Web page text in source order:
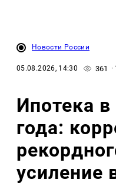
Новости России
05.08.2026, 14:30 361
Ипотека
года:
усиление